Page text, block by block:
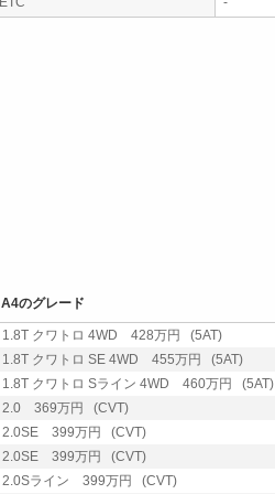
A4のグレード
1.8T クワトロ 4WD 428万円 (5AT)
1.8T クワトロ SE 4WD 455万円 (5AT)
1.8T クワトロ Sライン 4WD 460万円 (5AT)
2.0 369万円 (CVT)
2.0SE 399万円 (CVT)
2.0SE 399万円 (CVT)
2.0Sライン 399万円 (CVT)